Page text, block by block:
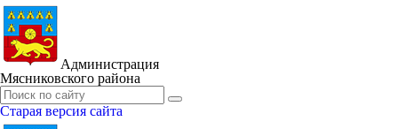
Администрация
Мясниковского района
Старая версия сайта